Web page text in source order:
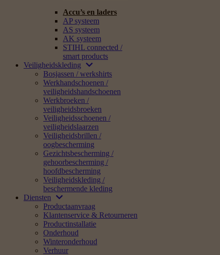
Accu’s en laders
AP systeem
AS systeem
AK systeem
STIHL connected /
smart products
Veiligheidskleding
Bosjassen / werkshirts
Werkhandschoenen /
veiligheidshandschoenen
Werkbroeken /
veiligheidsbroeken
Veiligheidsschoenen /
veiligheidslaarzen
Veiligheidsbrillen /
oogbescherming
Gezichtsbescherming /
gehoorbescherming /
hoofdbescherming
Veiligheidskleding /
beschermende kleding
Diensten
Productaanvraag
Klantenservice & Retourneren
Productinstallatie
Onderhoud
Winteronderhoud
Verhuur